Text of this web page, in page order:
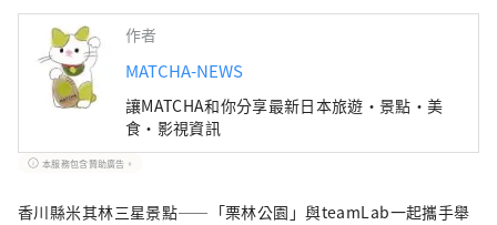
作者
MATCHA-NEWS
讓MATCHA和你分享最新日本旅遊・景點・美
食・影視資訊
本服務包含贊助廣告。
香川縣米其林三星景點——「栗林公園」與teamLab一起攜手舉